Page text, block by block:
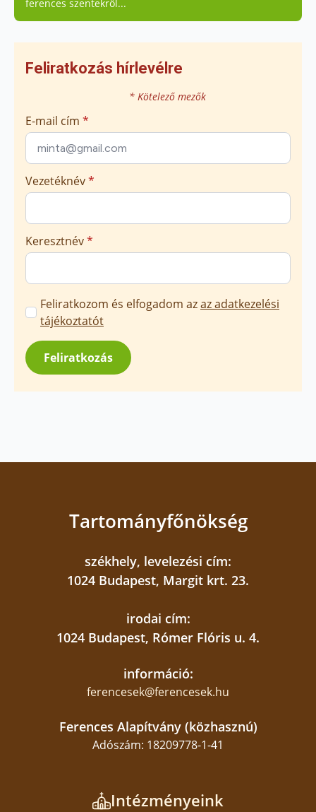
ferences szentekről...
Feliratkozás hírlevélre
* Kötelező mezők
E-mail cím *
Vezetéknév*
Keresztnév*
Marketing
üzenetek
jóváhagyása
*
Feliratkozom és elfogadom azaz adatkezelési
tájékoztatót
Feliratkozás
Tartományfőnökség
székhely, levelezési cím:
1024 Budapest, Margit krt. 23.
irodai cím:
1024 Budapest, Rómer Flóris u. 4.
információ:
ferencesek@ferencesek.hu
Ferences Alapítvány (közhasznú)
Adószám: 18209778-1-41
Intézményeink